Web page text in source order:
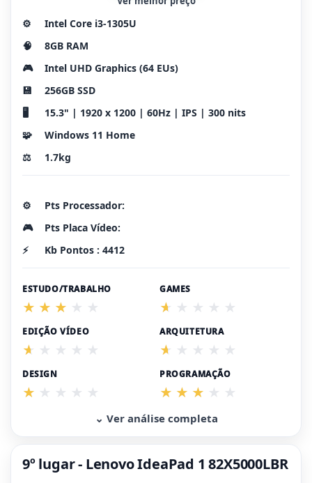
⚙️
Intel Core i3-1305U
🧠
8GB RAM
🎮
Intel UHD Graphics (64 EUs)
💾
256GB SSD
🖥️
15.3" | 1920 x 1200 | 60Hz | IPS | 300 nits
🧩
Windows 11 Home
⚖️
1.7kg
⚙️
Pts Processador:
🎮
Pts Placa Vídeo:
⚡
Kb Pontos : 4412
ESTUDO/TRABALHO GAMES
EDIÇÃO VÍDEO ARQUITETURA
DESIGN PROGRAMAÇÃO
⌄ Ver análise completa
9º lugar - Lenovo IdeaPad 1 82X5000LBR